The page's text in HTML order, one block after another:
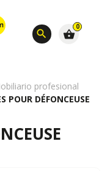
search
0
shopping_basket
profesional
POUR DÉFONCEUSE